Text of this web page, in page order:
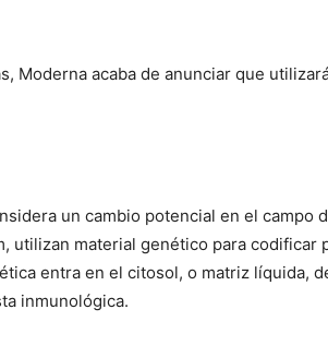
Moderna acaba de anunciar que
un cambio potencial en el
utilizan material genético para
entra en el citosol, o matriz líquida,
inmunológica.